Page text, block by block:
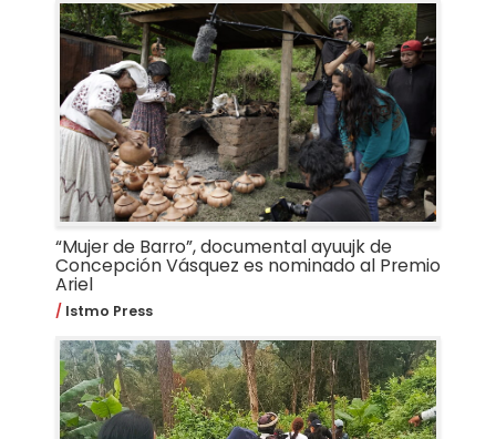
“Mujer de Barro”, documental ayuujk de
Concepción Vásquez es nominado al Premio
Ariel
Istmo Press